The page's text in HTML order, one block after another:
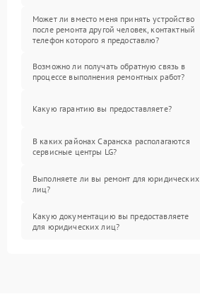
Может ли вместо меня принять устройство
после ремонта другой человек, контактный
телефон которого я предоставлю?
Возможно ли получать обратную связь в
процессе выполнения ремонтных работ?
Какую гарантию вы предоставляете?
В каких районах Саранска располагаются
сервисные центры LG?
Выполняете ли вы ремонт для юридических
лиц?
Какую документацию вы предоставляете
для юридических лиц?